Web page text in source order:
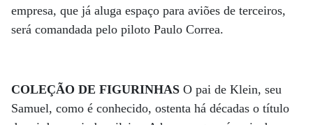
empresa, que já aluga espaço para aviões de terceiros,
será comandada pelo piloto Paulo Correa.
COLEÇÃO DE FIGURINHAS O pai de Klein, seu
Samuel, como é conhecido, ostenta há décadas o título